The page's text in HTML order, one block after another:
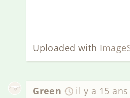
Uploaded with
Green il y a 15 ans